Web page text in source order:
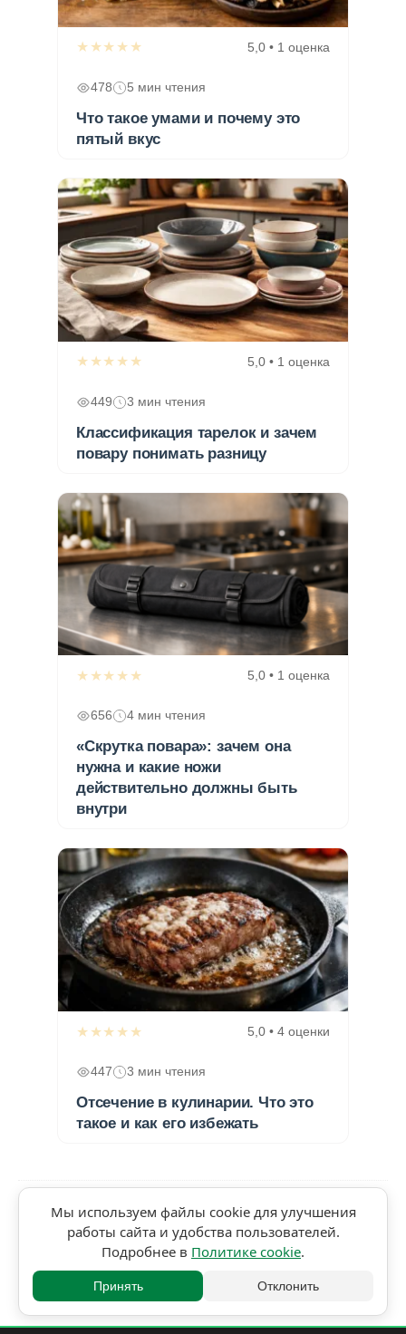
★★★★★ 5,0 • 1 оценка
478 5 мин чтения
Что такое умами и почему это
пятый вкус
★★★★★ 5,0 • 1 оценка
449 3 мин чтения
Классификация тарелок и зачем
повару понимать разницу
★★★★★ 5,0 • 1 оценка
656 4 мин чтения
«Скрутка повара»: зачем она
нужна и какие ножи
действительно должны быть
внутри
★★★★★ 5,0 • 4 оценки
447 3 мин чтения
Отсечение в кулинарии. Что это
такое и как его избежать
Мы используем файлы cookie для улучшения
работы сайта и удобства пользователей.
Подробнее в Политике cookie.
Принять Отклонить